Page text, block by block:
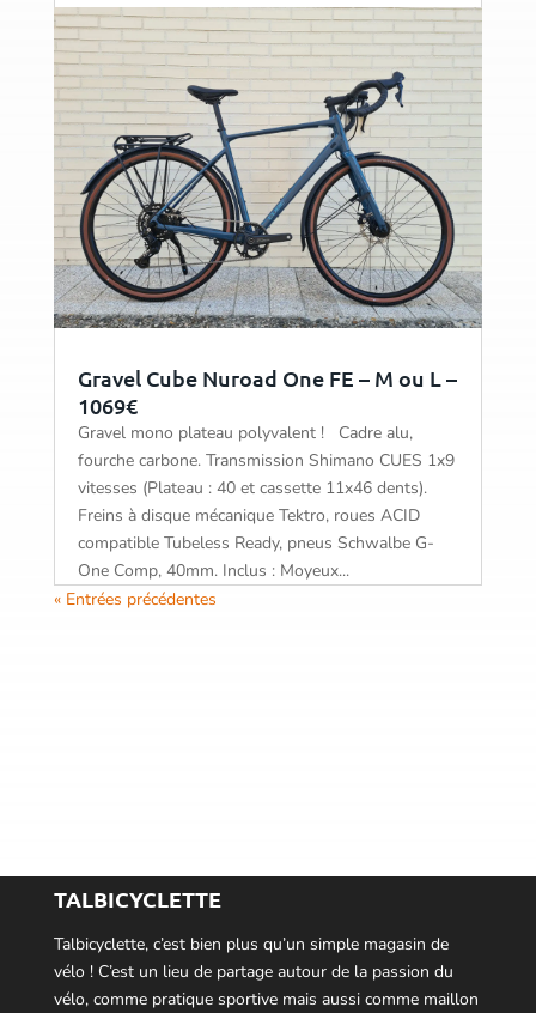
Gravel Cube Nuroad One FE – M ou L –
1069€
Gravel mono plateau polyvalent ! Cadre alu,
fourche carbone. Transmission Shimano CUES 1x9
vitesses (Plateau : 40 et cassette 11x46 dents).
Freins à disque mécanique Tektro, roues ACID
compatible Tubeless Ready, pneus Schwalbe G-
One Comp, 40mm. Inclus : Moyeux...
« Entrées précédentes
TALBICYCLETTE
Talbicyclette, c’est bien plus qu’un simple magasin de
vélo ! C’est un lieu de partage autour de la passion du
vélo, comme pratique sportive mais aussi comme maillon